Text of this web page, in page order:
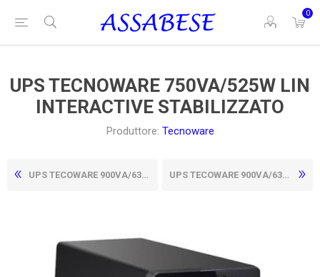
0
UPS TECNOWARE 750VA/525W LIN
INTERACTIVE STABILIZZATO
Produttore: Tecnoware
UPS TECOWARE 900VA/630W UPS TECOWARE 900VA/630W